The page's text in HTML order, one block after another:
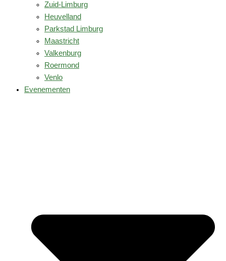
Zuid-Limburg
Heuvelland
Parkstad Limburg
Maastricht
Valkenburg
Roermond
Venlo
Evenementen